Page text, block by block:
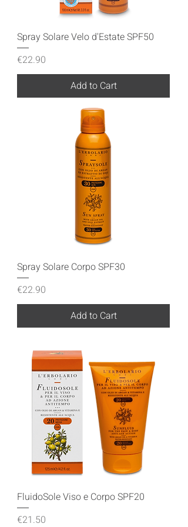
Spray Solare Velo d'Estate SPF50
Price
€22.90
Add to Cart
Spray Solare Corpo SPF30
Price
€22.90
Add to Cart
FluidoSole Viso e Corpo SPF20
Price
€21.50